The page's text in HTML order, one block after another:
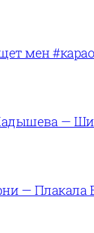
мен
—
— Плакала